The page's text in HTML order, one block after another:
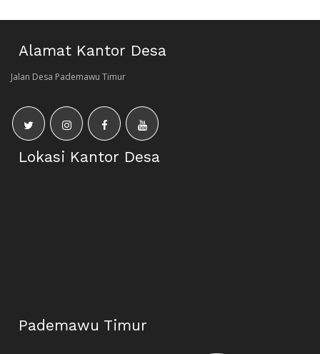
Alamat Kantor Desa
Jalan Desa Pademawu Timur
Lokasi Kantor Desa
Pademawu Timur